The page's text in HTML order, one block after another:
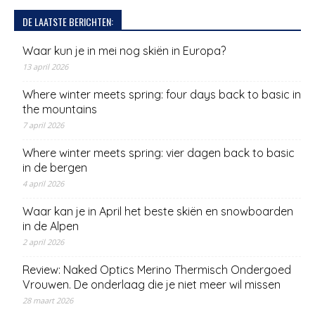
DE LAATSTE BERICHTEN:
Waar kun je in mei nog skiën in Europa?
13 april 2026
Where winter meets spring: four days back to basic in
the mountains
7 april 2026
Where winter meets spring: vier dagen back to basic
in de bergen
4 april 2026
Waar kan je in April het beste skiën en snowboarden
in de Alpen
2 april 2026
Review: Naked Optics Merino Thermisch Ondergoed
Vrouwen. De onderlaag die je niet meer wil missen
28 maart 2026